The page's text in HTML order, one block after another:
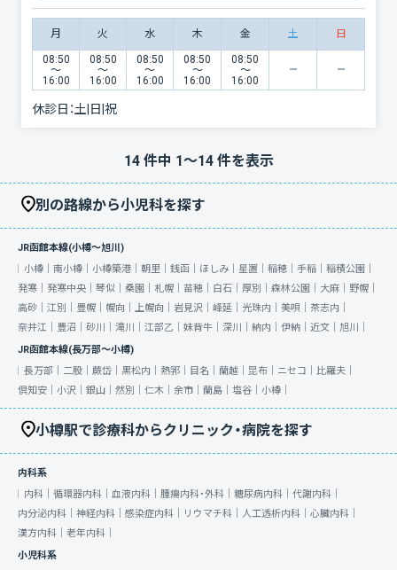
月 火 水 木 金 土 日
08:50
〜
16:00
08:50
〜
16:00
08:50
〜
16:00
08:50
〜
16:00
08:50
〜
16:00
休診日：土|日|祝
14件中 1〜14件を表示
別の路線から小児科を探す
JR函館本線(小樽～旭川)
小樽｜ 南小樽｜ 小樽築港｜ 朝里｜ 銭函｜ ほしみ｜ 星置｜ 稲穂｜ 手稲｜ 稲積公園｜
発寒｜ 発寒中央｜ 琴似｜ 桑園｜ 札幌｜ 苗穂｜ 白石｜ 厚別｜ 森林公園｜ 大麻｜ 野幌｜
高砂｜ 江別｜ 豊幌｜ 幌向｜ 上幌向｜ 岩見沢｜ 峰延｜ 光珠内｜ 美唄｜ 茶志内｜
奈井江｜ 豊沼｜ 砂川｜ 滝川｜ 江部乙｜ 妹背牛｜ 深川｜ 納内｜ 伊納｜ 近文｜ 旭川｜
JR函館本線(長万部～小樽)
長万部｜ 二股｜ 蕨岱｜ 黒松内｜ 熱郛｜ 目名｜ 蘭越｜ 昆布｜ ニセコ｜ 比羅夫｜
倶知安｜ 小沢｜ 銀山｜ 然別｜ 仁木｜ 余市｜ 蘭島｜ 塩谷｜ 小樽｜
小樽駅で診療科からクリニック・病院を探す
内科系
内科｜ 循環器内科｜ 血液内科｜ 腫瘍内科・外科｜ 糖尿病内科｜ 代謝内科｜
内分泌内科｜ 神経内科｜ 感染症内科｜ リウマチ科｜ 人工透析内科｜ 心臓内科｜
漢方内科｜ 老年内科｜
小児科系